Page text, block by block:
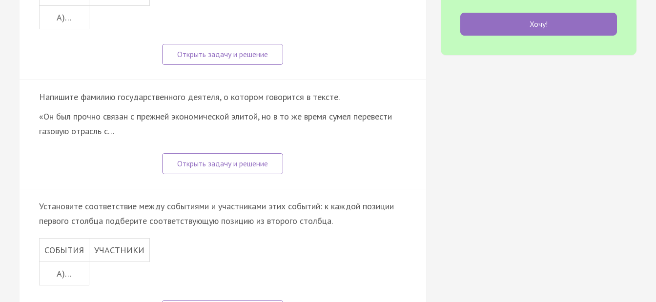
A)…
Напишите фамилию государственного деятеля, о котором говорится в тексте.
«Он был прочно связан с прежней экономической элитой, но в то же время сумел перевести
газовую отрасль с…
Установите соответствие между событиями и участниками этих событий: к каждой позиции
первого столбца подберите соответствующую позицию из второго столбца.
СОБЫТИЯ УЧАСТНИКИ
А)…
Хочу!